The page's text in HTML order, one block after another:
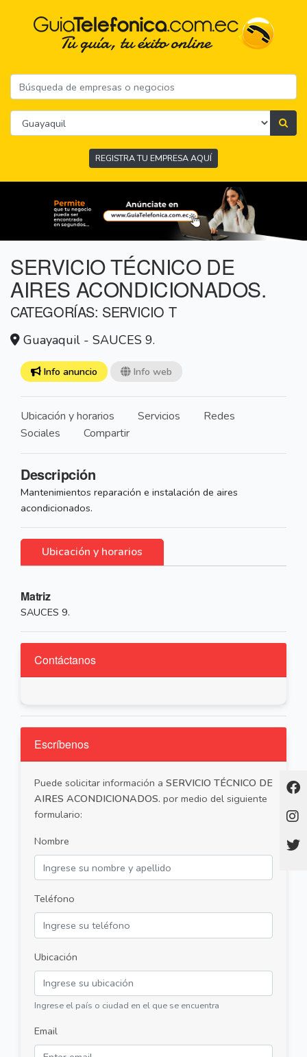
REGISTRA TU EMPRESA AQUÍ
SERVICIO TÉCNICO DE
AIRES ACONDICIONADOS.
CATEGORÍAS: SERVICIO T
Guayaquil - SAUCES 9.
Info anuncio Info web
Ubicación y horarios Servicios
Redes
Sociales
Compartir
Descripción
Mantenimientos reparación e instalación de aires
acondicionados.
Ubicación y horarios
Matriz
SAUCES 9.
Contáctanos
Escríbenos
Puede solicitar información a SERVICIO TÉCNICO DE
AIRES ACONDICIONADOS. por medio del siguiente
formulario:
Nombre
Teléfono
Ubicación
Ingrese el país o ciudad en el que se encuentra
Email